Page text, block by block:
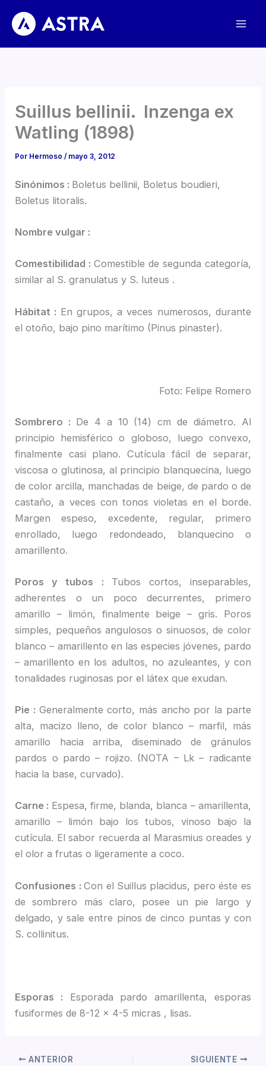
contenido
Suillus bellinii. Inzenga ex
Watling (1898)
Por Hermoso/ mayo 3, 2012
Sinónimos : Boletus bellinii, Boletus boudieri,
Boletus litoralis.
Nombre vulgar :
Comestibilidad :Comestible de segunda categoría,
similar al S. granulatus y S. luteus .
Hábitat : En grupos, a veces numerosos, durante
el otoño, bajo pino marítimo (Pinus pinaster).
Foto: Felipe Romero
Sombrero : De 4 a 10 (14) cm de diámetro. Al
principio hemisférico o globoso, luego convexo,
finalmente casi plano. Cutícula fácil de separar,
viscosa o glutinosa, al principio blanquecina, luego
de color arcilla, manchadas de beige, de pardo o de
castaño, a veces con tonos violetas en el borde.
Margen espeso, excedente, regular, primero
enrollado, luego redondeado, blanquecino o
amarillento.
Poros y tubos : Tubos cortos, inseparables,
adherentes o un poco decurrentes, primero
amarillo – limón, finalmente beige – gris. Poros
simples, pequeños angulosos o sinuosos, de color
blanco – amarillento en las especies jóvenes, pardo
– amarillento en los adultos, no azuleantes, y con
tonalidades ruginosas por el látex que exudan.
Pie : Generalmente corto, más ancho por la parte
alta, macizo lleno, de color blanco – marfil, más
amarillo hacia arriba, diseminado de gránulos
pardos o pardo – rojizo. (NOTA – Lk – radicante
hacia la base, curvado).
Carne : Espesa, firme, blanda, blanca – amarillenta,
amarillo – limón bajo los tubos, vinoso bajo la
cutícula. El sabor recuerda al Marasmius oreades y
el olor a frutas o ligeramente a coco.
Confusiones :Con el Suillus placidus, pero éste es
de sombrero más claro, posee un pie largo y
delgado, y sale entre pinos de cinco puntas y con
S. collinitus.
Esporas : Esporada pardo amarillenta, esporas
fusiformes de 8-12 x 4-5 micras , lisas.
ANTERIOR SIGUIENTE